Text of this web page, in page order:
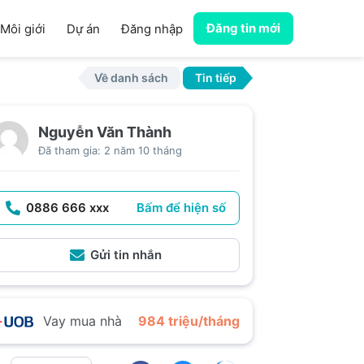
Môi giới Dự án Đăng nhập Đăng tin mới
Về danh sách Tin tiếp
Nguyễn Văn Thành
Đã tham gia: 2 năm 10 tháng
0886 666 xxx Bấm để hiện số
Gửi tin nhắn
Vay mua nhà 984 triệu/tháng